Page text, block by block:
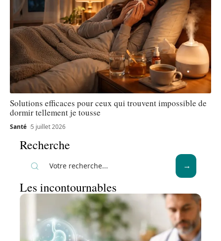
Solutions efficaces pour ceux qui trouvent impossible de
dormir tellement je tousse
Santé 5 juillet 2026
Recherche
Les incontournables